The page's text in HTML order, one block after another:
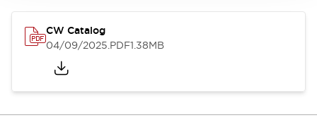
CW Catalog
04/09/2025.PDF1.38MB